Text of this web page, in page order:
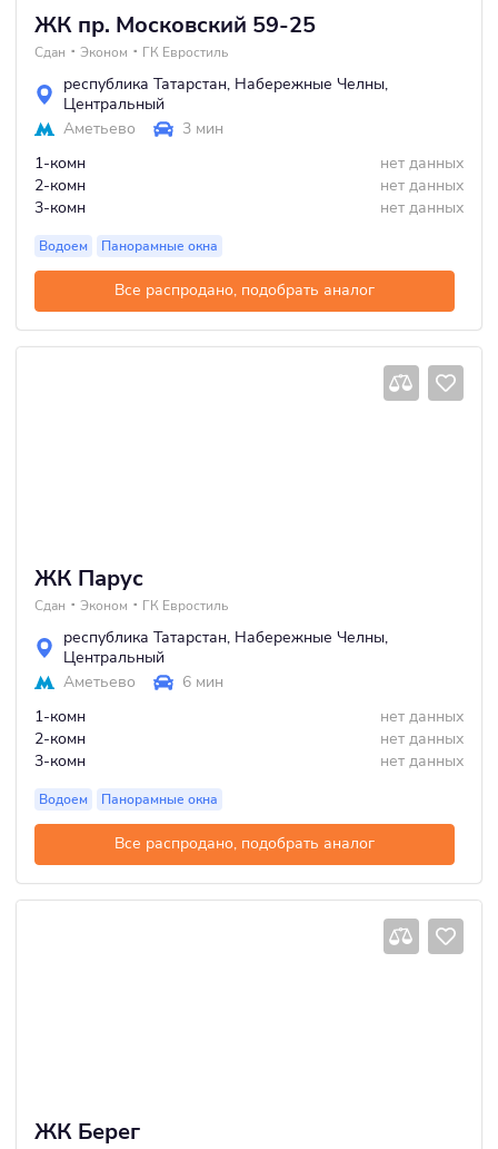
ЖК пр. Московский 59-25
Сдан Эконом ГК Евростиль
республика Татарстан, Набережные Челны,
Центральный
Аметьево
3 мин
1-комн
нет данных
2-комн
нет данных
3-комн
нет данных
Водоем Панорамные окна
Все распродано, подобрать аналог
ЖК Парус
Сдан Эконом ГК Евростиль
республика Татарстан, Набережные Челны,
Центральный
Аметьево
6 мин
1-комн
нет данных
2-комн
нет данных
3-комн
нет данных
Водоем Панорамные окна
Все распродано, подобрать аналог
ЖК Берег